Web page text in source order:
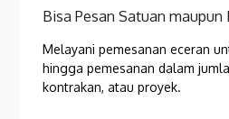
Bisa Pesan Satuan maupun
Melayani pemesanan eceran
hingga pemesanan dalam
kontrakan, atau proyek.